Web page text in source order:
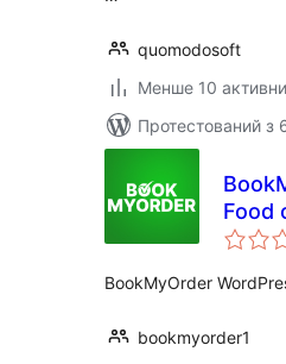
quomodosoft
Менше 10
Протестований з
Food
BookMyOrder
bookmyorder1